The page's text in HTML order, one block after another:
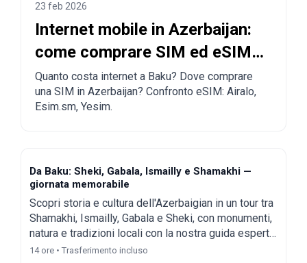
23 feb 2026
Internet mobile in Azerbaijan:
come comprare SIM ed eSIM
a Baku
Quanto costa internet a Baku? Dove comprare
una SIM in Azerbaijan? Confronto eSIM: Airalo,
Esim.sm, Yesim.
Da Baku: Sheki, Gabala, Ismailly e Shamakhi —
giornata memorabile
Scopri storia e cultura dell'Azerbaigian in un tour tra
Shamakhi, Ismailly, Gabala e Sheki, con monumenti,
natura e tradizioni locali con la nostra guida esperta.
Tutti i biglietti d'ingresso sono inclusi.
14 ore • Trasferimento incluso